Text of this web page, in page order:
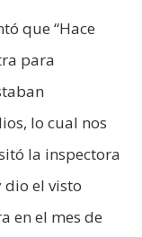
que “Hace
para
lo cual nos
la inspectora
dio el visto
en el mes de